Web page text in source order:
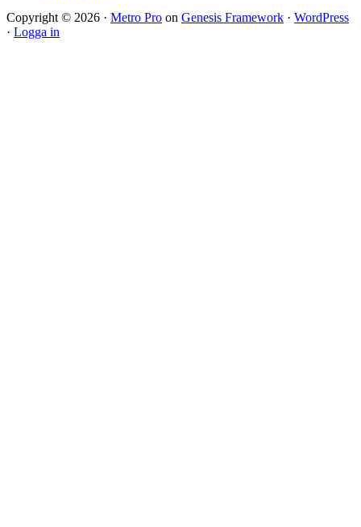
Copyright © 2026 · Metro Pro on Genesis Framework · WordPress
· Logga in